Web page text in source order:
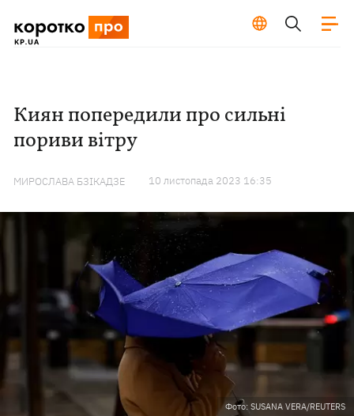
Киян попередили про сильні
пориви вітру
МИРОСЛАВА БЗІКАДЗЕ 10 листопада 2023 16:35
Фото: SUSANA VERA/REUTERS